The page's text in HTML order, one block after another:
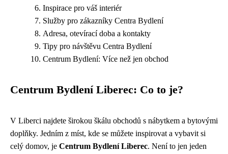
Inspirace pro váš interiér
Služby pro zákazníky Centra Bydlení
Adresa, otevírací doba a kontakty
Tipy pro návštěvu Centra Bydlení
Centrum Bydlení: Více než jen obchod
Centrum Bydlení Liberec: Co to je?
V Liberci najdete širokou škálu obchodů s nábytkem a bytovými
doplňky. Jedním z míst, kde se můžete inspirovat a vybavit si
celý domov, je Centrum Bydlení Liberec. Není to jen jeden